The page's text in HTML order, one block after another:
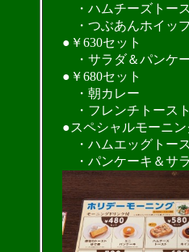
・ハムチーズトー
・つぶあんホイッ
●￥630セット
・サラダ＆パンケ
●￥680セット
・朝カレー
・フレンチトースト
●スペシャルモーニ
・ハムエッグトー
・パンケーキ＆サ